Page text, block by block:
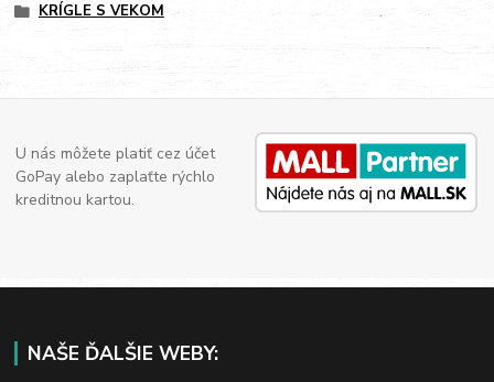
KRÍGLE S VEKOM
U nás môžete platiť cez účet
GoPay alebo zaplaťte rýchlo
kreditnou kartou.
NAŠE ĎALŠIE WEBY: